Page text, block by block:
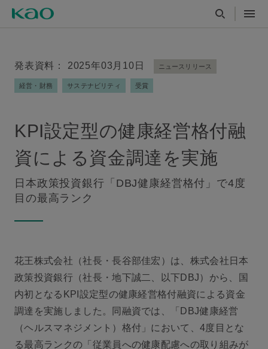
発表資料： 2025年03月10日 ニュースリリース
経営・財務 サステナビリティ 受賞
KPI設定型の健康経営格付融
資による資金調達を実施
日本政策投資銀行「DBJ健康経営格付」で4度
目の最高ランク
花王株式会社（社長・長谷部佳宏）は、株式会社日本
政策投資銀行（社長・地下誠二、以下DBJ）から、国
内初となるKPI設定型の健康経営格付融資による資金
調達を実施しました。同融資では、「DBJ健康経営
（ヘルスマネジメント）格付」において、4度目とな
る最高ランクの「従業員への健康配慮への取り組みが